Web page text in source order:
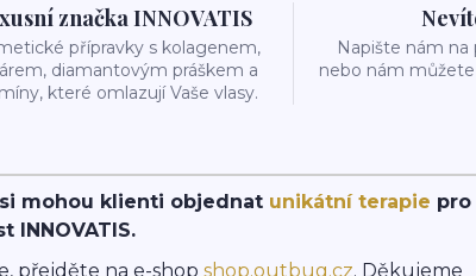
značka INNOVATIS
přípravky s kolagenem,
diamantovým práškem a
které omlazují Vaše vlasy.
Napište nám na
nebo nám můžete
mohou klienti objednat unikátní terapie pro
INNOVATIS.
přejděte na e-shop shop.outbug.cz. Děkujeme